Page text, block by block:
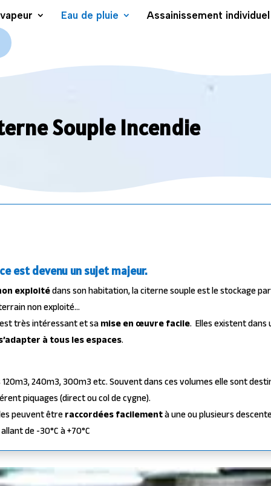
Eau de pluie Assainissement individuel
Souple Incendie
est devenu un sujet majeur.
exploitédans son habitation, la citerne souple est le stockage
non exploité…
très intéressant et samise en œuvre facile. Elles existent
à tous les espaces.
240m3, 300m3 etc. Souvent dans ces volumes elle sont
piquages (direct ou col de cygne).
peuvent êtreraccordées facilementà une ou plusieurs
de -30°C à +70°C